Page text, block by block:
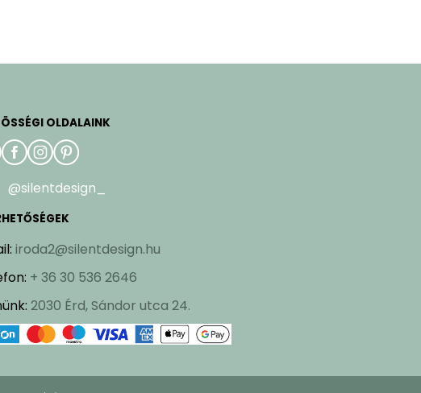
OLDALAINK
@silentdesign_
: iroda2@silentdesign.hu
: + 36 30 536 2646
: 2030 Érd, Sándor utca 24.